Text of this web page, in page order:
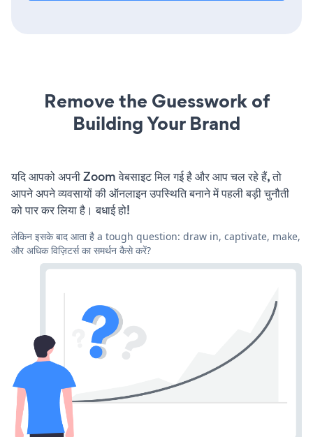
Remove the Guesswork of
Building Your Brand
यदि आपको अपनी Zoom वेबसाइट मिल गई है और आप चल रहे हैं, तो
आपने अपने व्यवसायों की ऑनलाइन उपस्थिति बनाने में पहली बड़ी चुनौती
को पार कर लिया है। बधाई हो!
लेकिन इसके बाद आता है a tough question: draw in, captivate, make,
और अधिक विज़िटर्स का समर्थन कैसे करें?